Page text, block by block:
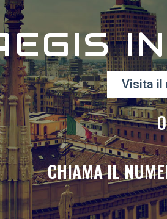
Visita il
CHIAMA IL